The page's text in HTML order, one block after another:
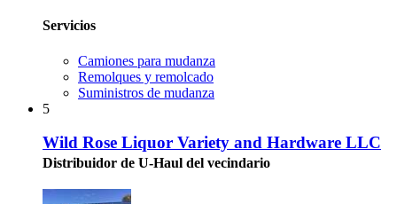
Servicios
Camiones para mudanza
Remolques y remolcado
Suministros de mudanza
5
Wild Rose Liquor Variety and Hardware LLC
Distribuidor de U-Haul del vecindario